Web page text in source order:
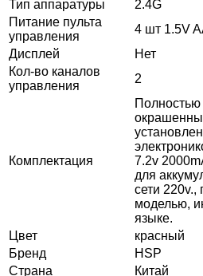
Тип аппаратуры
2.4G
Питание пульта
управления
4 шт 1.5V
Дисплей
Нет
Кол-во каналов
управления
2
Комплектация
7.2v
для
сети 220v.,
моделью,
языке.
Цвет
красный
Бренд
HSP
Страна
Китай